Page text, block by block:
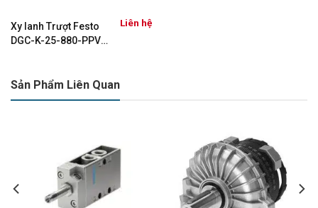
Xy lanh Trượt Festo
DGC-K-25-880-PPV-
Liên hệ
Sản Phẩm Liên Quan